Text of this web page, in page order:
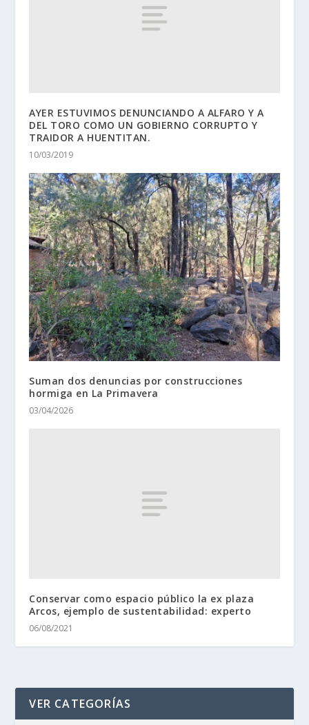
AYER ESTUVIMOS DENUNCIANDO A ALFARO Y A
DEL TORO COMO UN GOBIERNO CORRUPTO Y
TRAIDOR A HUENTITAN.
10/03/2019
Suman dos denuncias por construcciones
hormiga en La Primavera
03/04/2026
Conservar como espacio público la ex plaza
Arcos, ejemplo de sustentabilidad: experto
06/08/2021
VER CATEGORÍAS